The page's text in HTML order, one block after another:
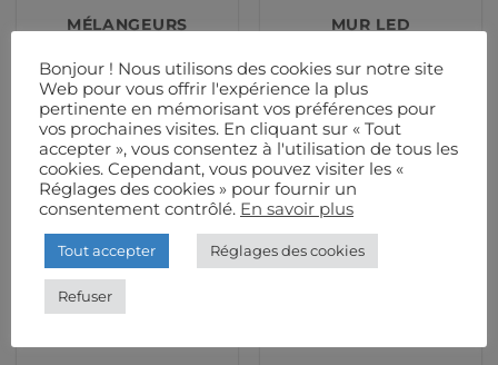
MÉLANGEURS MUR LED
Bonjour ! Nous utilisons des cookies sur notre site
Web pour vous offrir l'expérience la plus
pertinente en mémorisant vos préférences pour
vos prochaines visites. En cliquant sur « Tout
accepter », vous consentez à l'utilisation de tous les
cookies. Cependant, vous pouvez visiter les «
Réglages des cookies » pour fournir un
consentement contrôlé. En savoir plus
Tout accepter Réglages des cookies
Refuser